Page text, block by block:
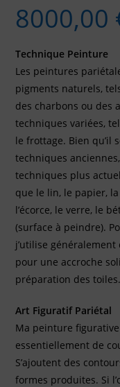
8000,00
Technique Peinture
Les peintures
pigments naturels,
des charbons ou des
techniques variées,
le frottage. Bien qu’il
techniques
techniques plus
que le lin, le papier,
l’écorce, le verre, le
(surface à peindre).
j’utilise
pour une accroche
préparation des toiles.
Art Figuratif Pariétal
Ma peinture
essentiellement de
S’ajoutent des
formes produites. Si